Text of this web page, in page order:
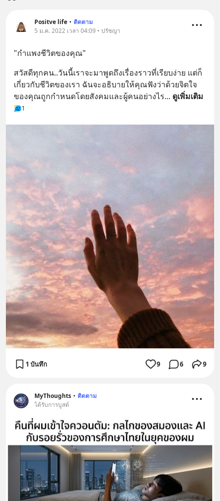
Positve life • ติดตาม
5 ม.ค. 2022 เวลา 04:09 • ปรัชญา
"กำแพงชีวิตของคุณ"
สวัสดีทุกคน..วันนี้เราจะมาพูดถึงเรื่องราวที่เรียบง่าย แต่ก็
เกี่ยวกับชีวิตของเรา ฉันจะอธิบายให้คุณฟังว่าด้วยจิตใจ
ของคุณถูกกำหนดโดยสังคมและผู้คนอย่างไร... ดูเพิ่มเติม
1
1 บันทึก 9 6 9
MyThoughts • ติดตาม
ได้รับการบูสต์